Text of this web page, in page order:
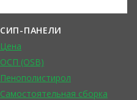
СИП-ПАНЕЛИ
Цена
ОСП (OSB)
Пенополистирол
Самостоятельная сборка